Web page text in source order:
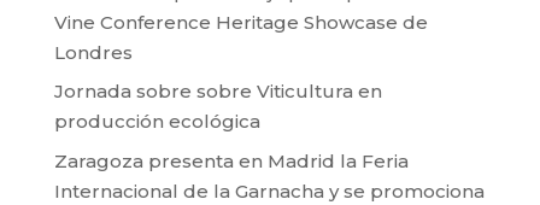
Vine Conference Heritage Showcase de
Londres
Jornada sobre sobre Viticultura en
producción ecológica
Zaragoza presenta en Madrid la Feria
Internacional de la Garnacha y se promociona